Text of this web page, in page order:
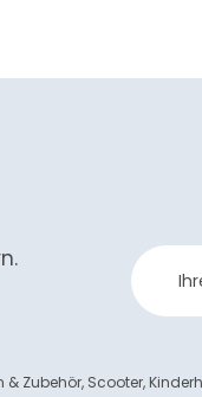
& Zubehör, Scooter,